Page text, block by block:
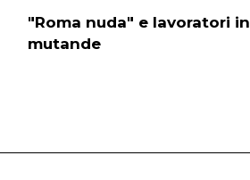
"Roma nuda" e lavoratori in
mutande